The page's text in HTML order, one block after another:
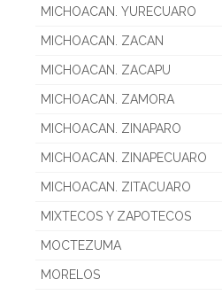
MICHOACAN. YURECUARO
MICHOACAN. ZACAN
MICHOACAN. ZACAPU
MICHOACAN. ZAMORA
MICHOACAN. ZINAPARO
MICHOACAN. ZINAPECUARO
MICHOACAN. ZITACUARO
MIXTECOS Y ZAPOTECOS
MOCTEZUMA
MORELOS